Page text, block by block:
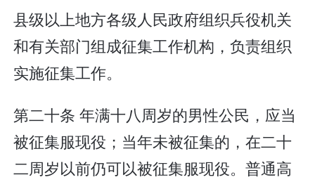
县级以上地方各级人民政府组织兵役机关
和有关部门组成征集工作机构，负责组织
实施征集工作。
第二十条 年满十八周岁的男性公民，应当
被征集服现役；当年未被征集的，在二十
二周岁以前仍可以被征集服现役。普通高